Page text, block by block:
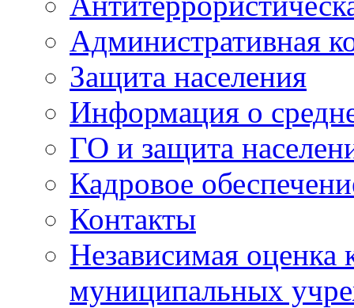
Административная
Защита населения
Информация о
ГО и защита
Кадровое
Контакты
Независимая оценка
муниципальных